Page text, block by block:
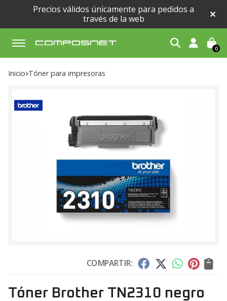
Precios válidos únicamente para pedidos a
través de la web
Buscar 0
Inicio tóner para impresoras
COMPARTIR:
Tóner Brother TN2310 negro